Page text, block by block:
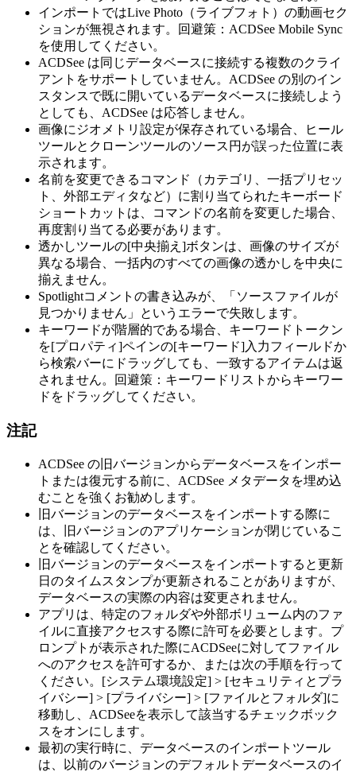
インポートではLive Photo（ライブフォト）の動画セク
ションが無視されます。回避策：ACDSee Mobile Sync
を使用してください。
ACDSee は同じデータベースに接続する複数のクライ
アントをサポートしていません。ACDSee の別のイン
スタンスで既に開いているデータベースに接続しよう
としても、ACDSee は応答しません。
画像にジオメトリ設定が保存されている場合、ヒール
ツールとクローンツールのソース円が誤った位置に表
示されます。
名前を変更できるコマンド（カテゴリ、一括プリセッ
ト、外部エディタなど）に割り当てられたキーボード
ショートカットは、コマンドの名前を変更した場合、
再度割り当てる必要があります。
透かしツールの[中央揃え]ボタンは、画像のサイズが
異なる場合、一括内のすべての画像の透かしを中央に
揃えません。
Spotlightコメントの書き込みが、「ソースファイルが
見つかりません」というエラーで失敗します。
キーワードが階層的である場合、キーワードトークン
を[プロパティ]ペインの[キーワード]入力フィールドか
ら検索バーにドラッグしても、一致するアイテムは返
されません。回避策：キーワードリストからキーワー
ドをドラッグしてください。
注記
ACDSee の旧バージョンからデータベースをインポー
トまたは復元する前に、ACDSee メタデータを埋め込
むことを強くお勧めします。
旧バージョンのデータベースをインポートする際に
は、旧バージョンのアプリケーションが閉じているこ
とを確認してください。
旧バージョンのデータベースをインポートすると更新
日のタイムスタンプが更新されることがありますが、
データベースの実際の内容は変更されません。
アプリは、特定のフォルダや外部ボリューム内のファ
イルに直接アクセスする際に許可を必要とします。プ
ロンプトが表示された際にACDSeeに対してファイル
へのアクセスを許可するか、または次の手順を行って
ください。[システム環境設定] > [セキュリティとプラ
イバシー] > [プライバシー] > [ファイルとフォルダ]に
移動し、ACDSeeを表示して該当するチェックボック
スをオンにします。
最初の実行時に、データベースのインポートツール
は、以前のバージョンのデフォルトデータベースのイ